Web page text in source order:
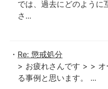
では、過去にどのように
さ...
Re: 懲戒処分
> お疲れさんです > > オ
る事例と思います。 ...